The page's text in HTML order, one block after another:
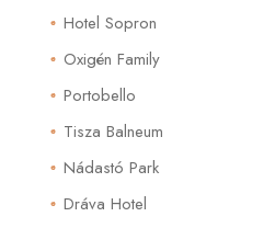
Hotel Sopron
Oxigén Family
Portobello
Tisza Balneum
Nádastó Park
Dráva Hotel